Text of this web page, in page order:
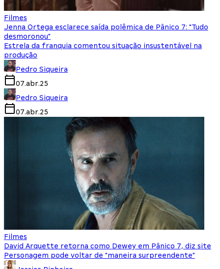
Filmes
Jenna Ortega esclarece saída polêmica de Pânico 7: "Tudo
desmoronou"
Estrela da franquia comentou situação insustentável na
produção
Pedro Siqueira
07.abr.25
Pedro Siqueira
07.abr.25
Filmes
David Arquette retorna como Dewey em Pânico 7, diz site
Personagem pode voltar de "maneira surpreendente"